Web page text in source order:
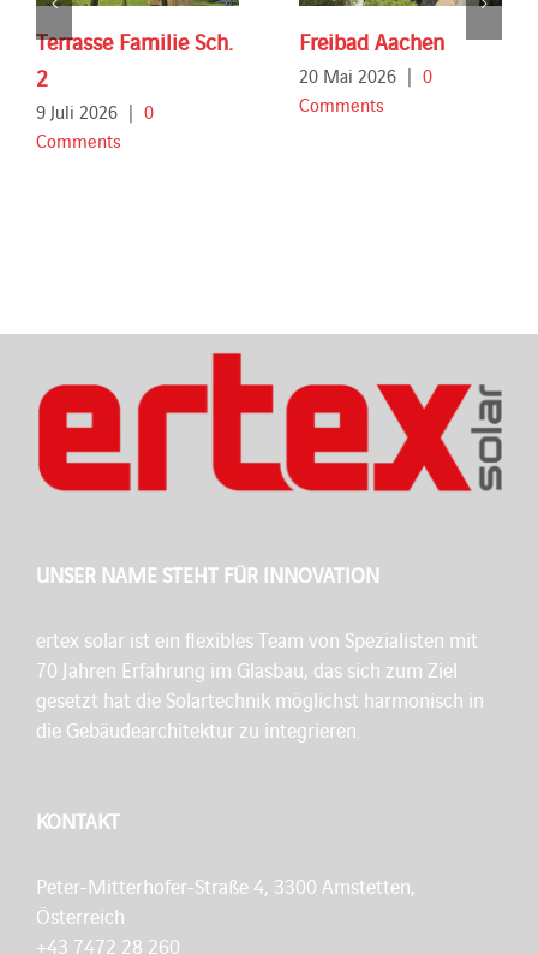
Terrasse Familie Sch.
2
9 Juli 2026 | 0
Comments
Freibad Aachen
20 Mai 2026 | 0
Comments
UNSER NAME STEHT FÜR INNOVATION
ertex solar ist ein flexibles Team von Spezialisten mit
70 Jahren Erfahrung im Glasbau, das sich zum Ziel
gesetzt hat die Solartechnik möglichst harmonisch in
die Gebäudearchitektur zu integrieren.
KONTAKT
Peter-Mitterhofer-Straße 4, 3300 Amstetten,
Österreich
+43 7472 28 260